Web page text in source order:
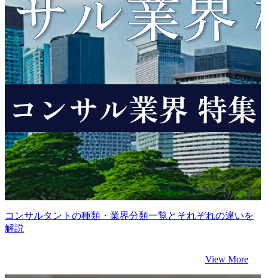
コンサルタントの種類・業界分類一覧とそれぞれの違いを
解説
View More